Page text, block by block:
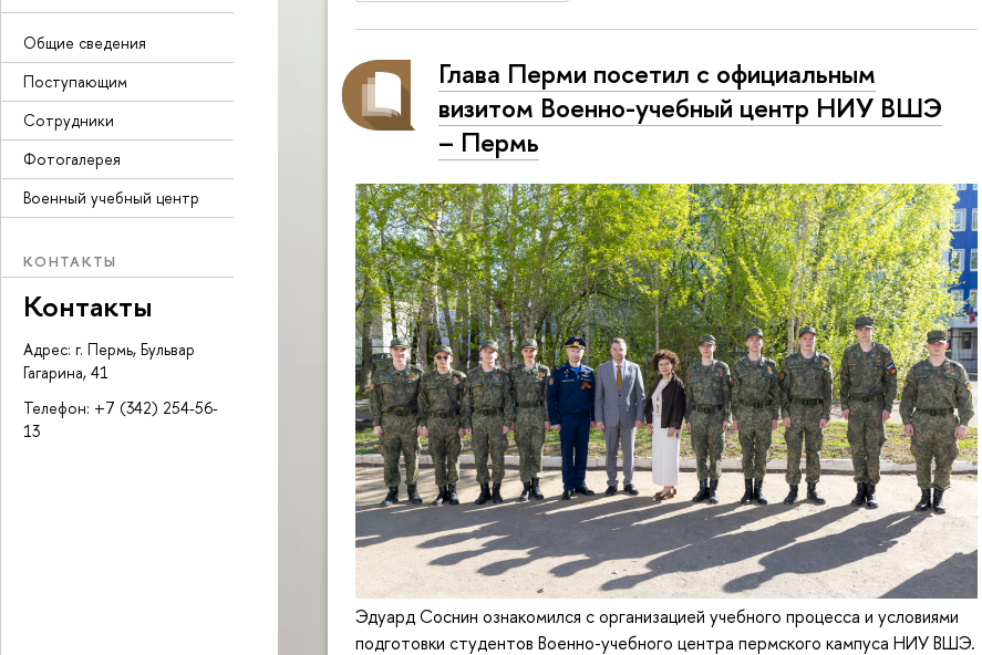
Общие сведения
Поступающим
Сотрудники
Фотогалерея
Военный учебный центр
КОНТАКТЫ
Контакты
Адрес: г. Пермь, Бульвар
Гагарина, 41
Телефон: +7 (342) 254-56-
13
Глава Перми посетил с официальным
визитом Военно-учебный центр НИУ ВШЭ
– Пермь
Эдуард Соснин ознакомился с организацией учебного процесса и условиями
подготовки студентов Военно-учебного центра пермского кампуса НИУ ВШЭ.